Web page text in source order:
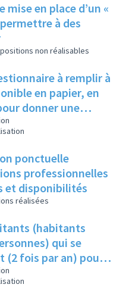
en place d’un «
à des
non réalisables
à remplir à
en papier, en
donner une
et son évaluation
ponctuelle
professionnelles
et disponibilités
réalisées
(habitants
qui se
(2 fois par an) pour
de Ville